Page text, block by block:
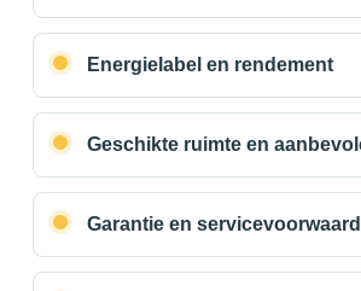
Energielabel en rendement
Geschikte ruimte en
Garantie en